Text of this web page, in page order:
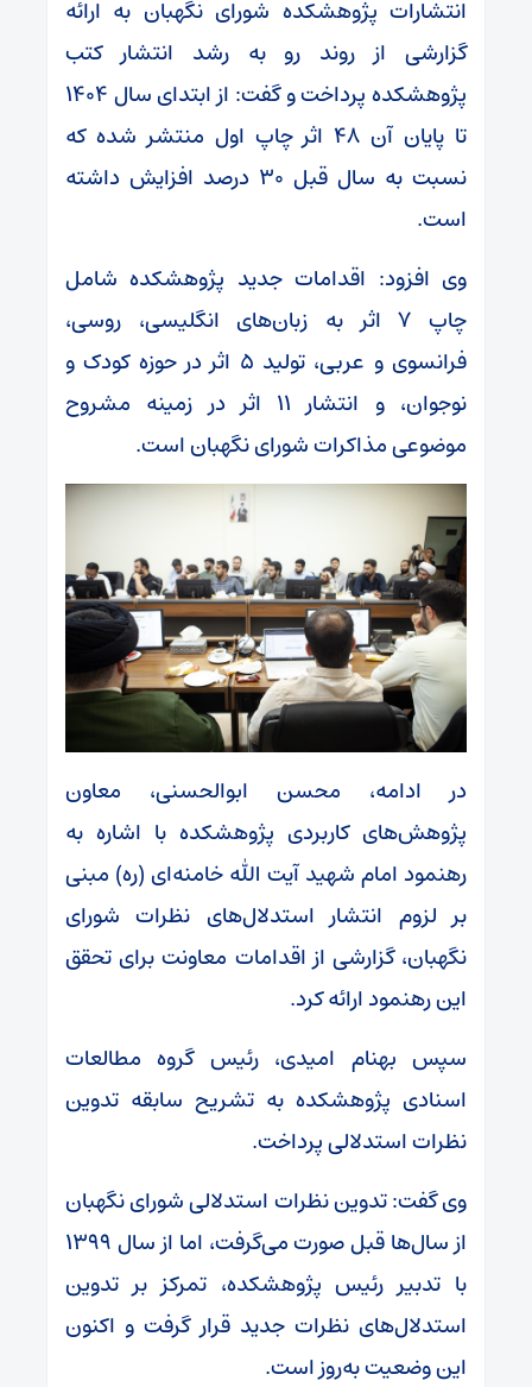
انتشارات پژوهشکده شورای نگهبان به ارائه
گزارشی از روند رو به رشد انتشار کتب
پژوهشکده پرداخت و گفت: از ابتدای سال ۱۴۰۴
تا پایان آن ۴۸ اثر چاپ اول منتشر شده که
نسبت به سال قبل ۳۰ درصد افزایش داشته
است.
وی افزود: اقدامات جدید پژوهشکده شامل
چاپ ۷ اثر به زبان‌های انگلیسی، روسی،
فرانسوی و عربی، تولید ۵ اثر در حوزه کودک و
نوجوان، و انتشار ۱۱ اثر در زمینه مشروح
موضوعی مذاکرات شورای نگهبان است.
در ادامه، محسن ابوالحسنی، معاون
پژوهش‌های کاربردی پژوهشکده با اشاره به
رهنمود امام شهید آیت الله خامنه‌ای (ره) مبنی
بر لزوم انتشار استدلال‌های نظرات شورای
نگهبان، گزارشی از اقدامات معاونت برای تحقق
این رهنمود ارائه کرد.
سپس بهنام امیدی، رئیس گروه مطالعات
اسنادی پژوهشکده به تشریح سابقه تدوین
نظرات استدلالی پرداخت.
وی گفت: تدوین نظرات استدلالی شورای نگهبان
از سال‌ها قبل صورت می‌گرفت، اما از سال ۱۳۹۹
با تدبیر رئیس پژوهشکده، تمرکز بر تدوین
استدلال‌های نظرات جدید قرار گرفت و اکنون
این وضعیت به‌روز است.